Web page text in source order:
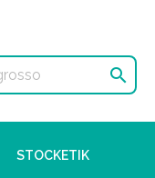

STOCKETIK